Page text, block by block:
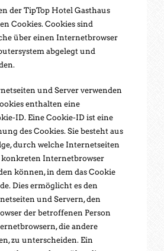
der TipTop Hotel Gasthaus
Cookies. Cookies sind
über einen Internetbrowser
abgelegt und
und Server verwenden
enthalten eine
ID. Eine Cookie-ID ist eine
des Cookies. Sie besteht aus
durch welche Internetseiten
konkreten Internetbrowser
können, in dem das Cookie
Dies ermöglicht es den
und Servern, den
der betroffenen Person
die andere
zu unterscheiden. Ein